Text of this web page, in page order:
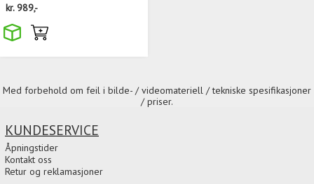
kr.989,-
Med forbehold om feil i bilde- / videomateriell / tekniske spesifikasjoner
/ priser.
KUNDESERVICE
Åpningstider
Kontakt oss
Retur og reklamasjoner